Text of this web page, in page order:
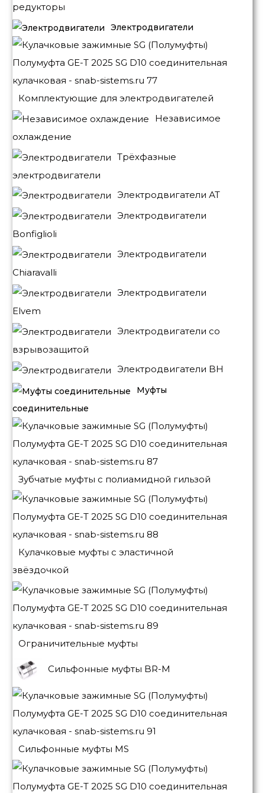
редукторы
Электродвигатели
Комплектующие для электродвигателей
Независимое
охлаждение
Трёхфазные
электродвигатели
Электродвигатели АТ
Электродвигатели
Bonfiglioli
Электродвигатели
Chiaravalli
Электродвигатели
Elvem
Электродвигатели со
взрывозащитой
Электродвигатели BH
Муфты
соединительные
Зубчатые муфты с полиамидной гильзой
Кулачковые муфты с эластичной
звёздочкой
Ограничительные муфты
Сильфонные муфты BR-M
Сильфонные муфты MS